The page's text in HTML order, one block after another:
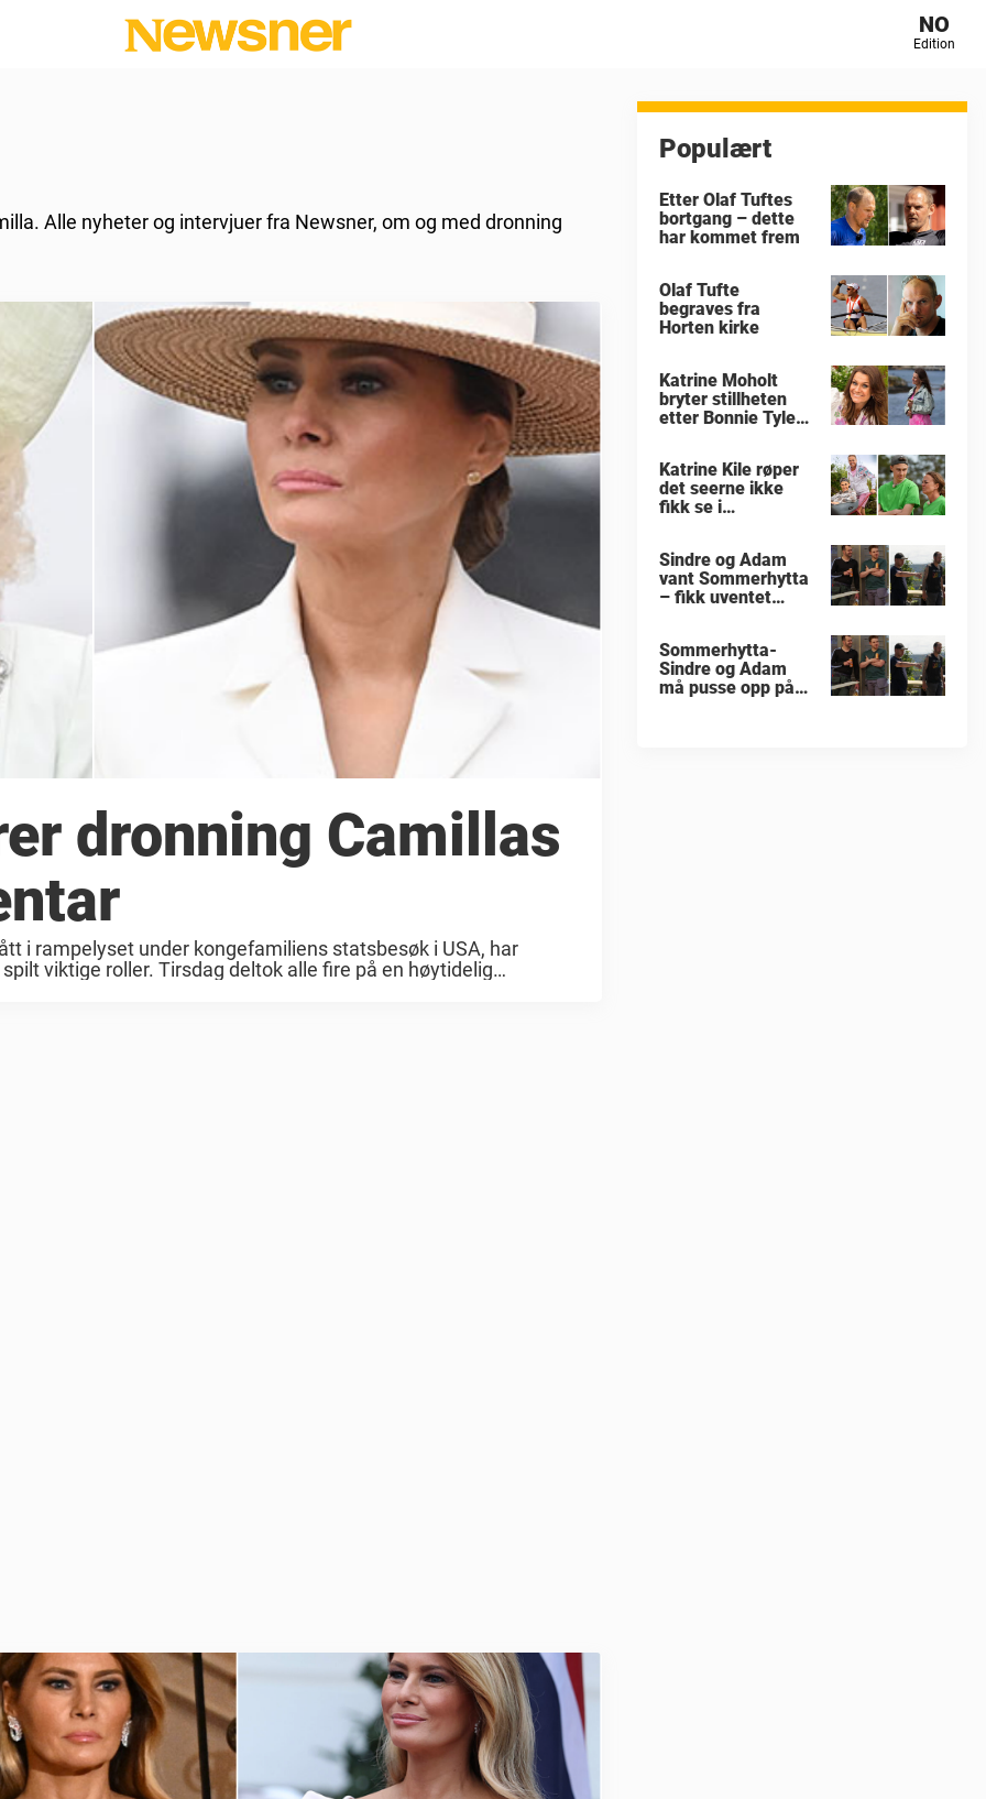
NO
Edition
Alle nyheter og intervjuer fra Newsner, om og med dronning
dronning Camillas
i rampelyset under kongefamiliens statsbesøk i USA, har
viktige roller. Tirsdag deltok alle fire på en høytidelig
Populært
Etter Olaf Tuftes
bortgang – dette
har kommet frem
Olaf Tufte
begraves fra
Horten kirke
Katrine Moholt
bryter stillheten
etter Bonnie Tylers
Katrine Kile røper
det seerne ikke
fikk se i
Sindre og Adam
vant Sommerhytta
– fikk uventet
Sommerhytta-
Sindre og Adam
må pusse opp på